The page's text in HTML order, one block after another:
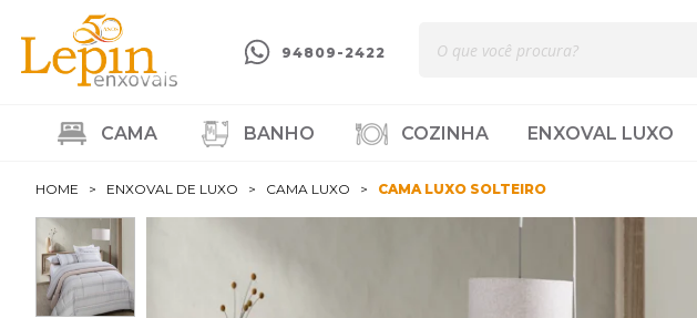
94809-2422
CAMA BANHO COZINHA ENXOVAL LUXO
HOME ENXOVAL DE LUXO CAMA LUXO CAMA LUXO SOLTEIRO